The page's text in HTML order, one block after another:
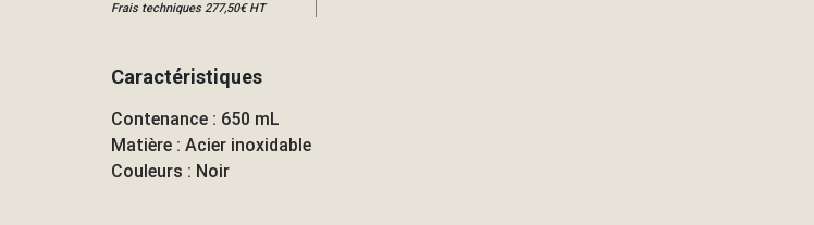
Frais techniques 277,50€ HT
Caractéristiques
Contenance : 650 mL
Matière : Acier inoxidable
Couleurs : Noir